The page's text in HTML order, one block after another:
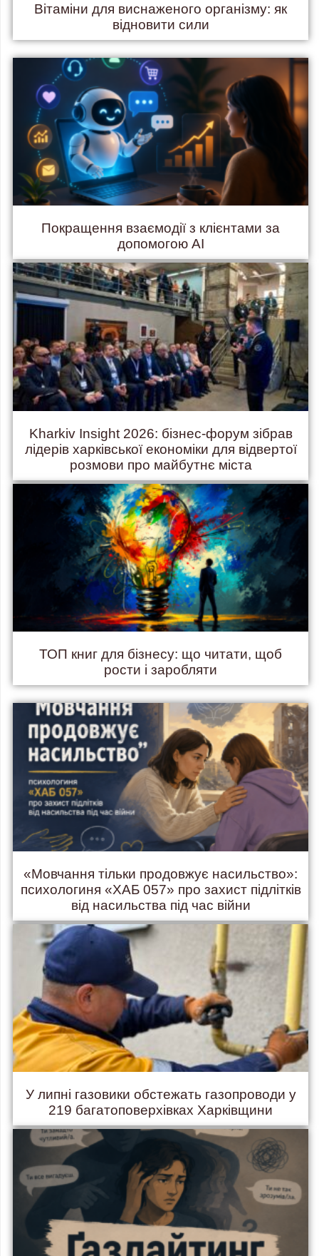
Вітаміни для виснаженого організму: як
відновити сили
Покращення взаємодії з клієнтами за
допомогою AI
Kharkiv Insight 2026: бізнес-форум зібрав
лідерів харківської економіки для відвертої
розмови про майбутнє міста
ТОП книг для бізнесу: що читати, щоб
рости і заробляти
«Мовчання тільки продовжує насильство»:
психологиня «ХАБ 057» про захист підлітків
від насильства під час війни
У липні газовики обстежать газопроводи у
219 багатоповерхівках Харківщини